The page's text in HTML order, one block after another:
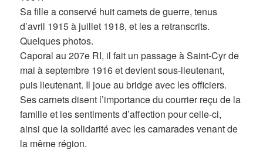
Sa fille a conservé huit carnets de guerre, tenus
d’avril 1915 à juillet 1918, et les a retranscrits.
Quelques photos.
Caporal au 207e RI, il fait un passage à Saint-Cyr de
mai à septembre 1916 et devient sous-lieutenant,
puis lieutenant. Il joue au bridge avec les officiers.
Ses carnets disent l’importance du courrier reçu de la
famille et les sentiments d’affection pour celle-ci,
ainsi que la solidarité avec les camarades venant de
la même région.